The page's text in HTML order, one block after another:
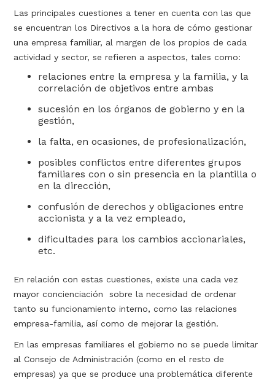
Las principales cuestiones a tener en cuenta con las que
se encuentran los Directivos a la hora de cómo gestionar
una empresa familiar, al margen de los propios de cada
actividad y sector, se refieren a aspectos, tales como:
relaciones entre la empresa y la familia, y la
correlación de objetivos entre ambas
sucesión en los órganos de gobierno y en la
gestión,
la falta, en ocasiones, de profesionalización,
posibles conflictos entre diferentes grupos
familiares con o sin presencia en la plantilla o
en la dirección,
confusión de derechos y obligaciones entre
accionista y a la vez empleado,
dificultades para los cambios accionariales,
etc.
En relación con estas cuestiones, existe una cada vez
mayor concienciación sobre la necesidad de ordenar
tanto su funcionamiento interno, como las relaciones
empresa-familia, así como de mejorar la gestión.
En las empresas familiares el gobierno no se puede limitar
al Consejo de Administración (como en el resto de
empresas) ya que se produce una problemática diferente